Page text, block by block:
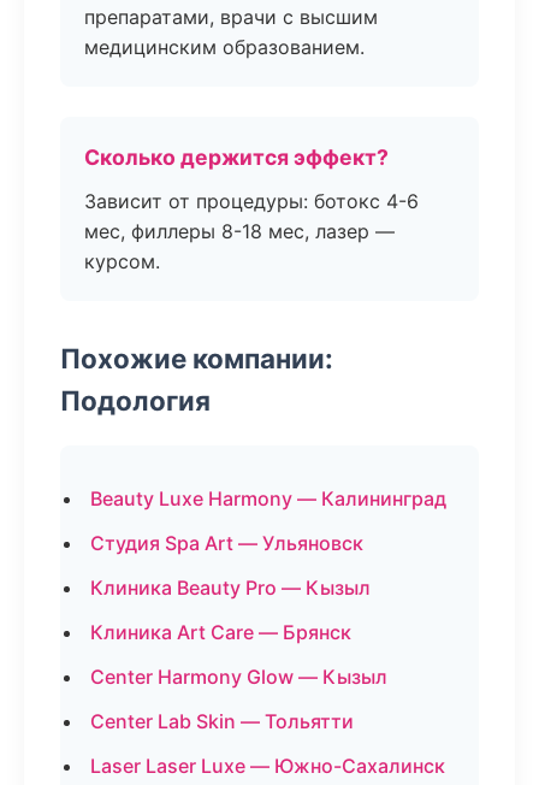
препаратами, врачи с высшим
медицинским образованием.
Сколько держится эффект?
Зависит от процедуры: ботокс 4-6
мес, филлеры 8-18 мес, лазер —
курсом.
Похожие компании:
Подология
Beauty Luxe Harmony — Калининград
Студия Spa Art — Ульяновск
Клиника Beauty Pro — Кызыл
Клиника Art Care — Брянск
Center Harmony Glow — Кызыл
Center Lab Skin — Тольятти
Laser Laser Luxe — Южно-Сахалинск